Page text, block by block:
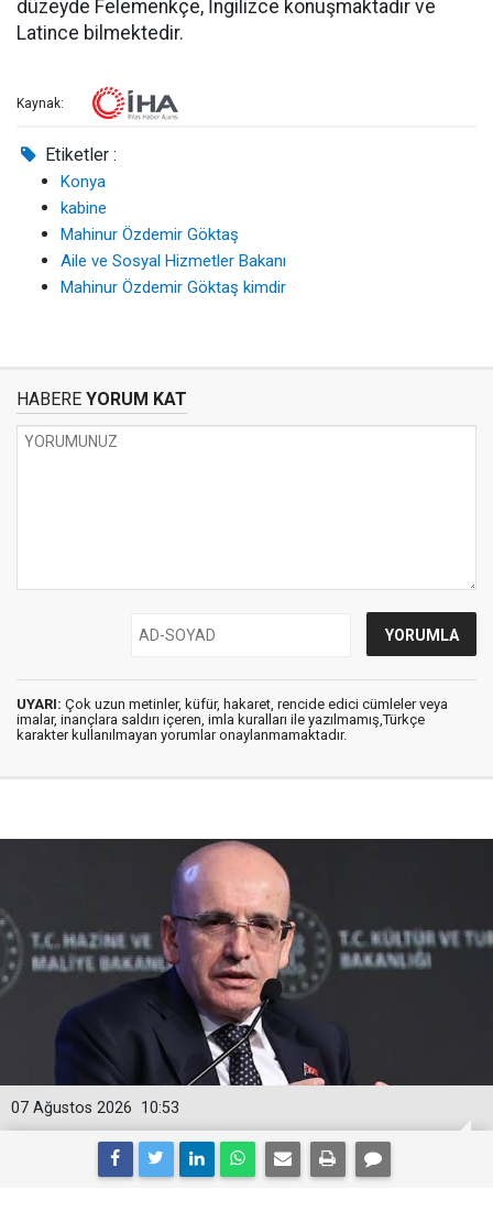
düzeyde Felemenkçe, İngilizce konuşmaktadır ve
Latince bilmektedir.
Kaynak:
Etiketler :
Konya
kabine
Mahinur Özdemir Göktaş
Aile ve Sosyal Hizmetler Bakanı
Mahinur Özdemir Göktaş kimdir
HABERE YORUM KAT
UYARI: Çok uzun metinler, küfür, hakaret, rencide edici cümleler veya
imalar, inançlara saldırı içeren, imla kuralları ile yazılmamış,Türkçe
karakter kullanılmayan yorumlar onaylanmamaktadır.
10:53
07 Ağustos 2026